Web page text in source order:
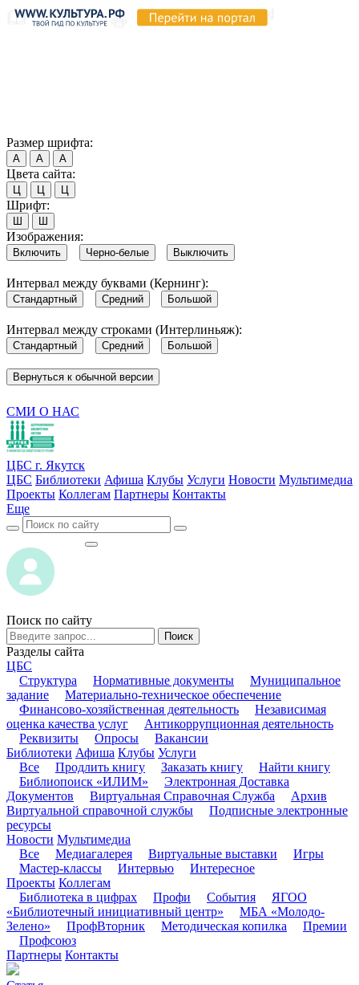
Размер шрифта:
А А А
Цвета сайта:
Ц Ц Ц
Шрифт:
Ш Ш
Изображения:
Включить Черно-белые Выключить
Интервал между буквами (Кернинг):
Стандартный Средний Большой
Интервал между строками (Интерлиньяж):
Стандартный Средний Большой
Вернуться к обычной версии
СМИ О НАС
ЦБС г. Якутск
ЦБС Библиотеки Афиша Клубы Услуги Новости Мультимедиа
Проекты Коллегам Партнеры Контакты
Еще
Поиск по сайту
Поиск
Разделы сайта
ЦБС
Структура
Нормативные документы
Муниципальное
задание
Материально-техническое обеспечение
Финансово-хозяйственная деятельность
Независимая
оценка качества услуг
Антикоррупционная деятельность
Реквизиты
Опросы
Вакансии
Библиотеки Афиша Клубы Услуги
Все
Продлить книгу Заказать книгу
Найти книгу
Библиопоиск «ИЛИМ»
Электронная Доставка
Документов
Виртуальная Справочная Служба
Архив
Виртуальной справочной службы
Подписные электронные
ресурсы
Новости Мультимедиа
Все
Медиагалерея Виртуальные выставки
Игры
Мастер-классы
Интервью
Интересное
Проекты Коллегам
Библиотека в цифрах
Профи События
ЯГОО
«Библиотечный инициативный центр»
МБА «Молодо-
Зелено»
ПрофВторник Методическая копилка
Премии
Профсоюз
Партнеры Контакты